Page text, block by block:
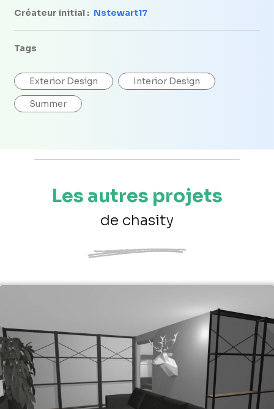
Créateur initial : Nstewart17
Tags
Exterior Design Interior Design
Summer
Les autres projets
de chasity